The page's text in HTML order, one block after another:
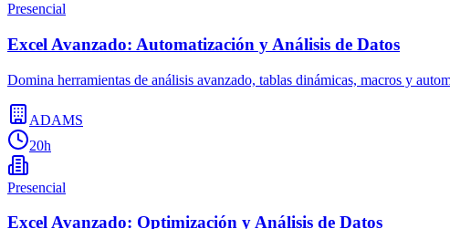
Presencial
Excel Avanzado: Automatización y Análisis de Datos
Domina herramientas de análisis avanzado, tablas dinámicas, macros y
ADAMS
20h
Presencial
Excel Avanzado: Optimización y Análisis de Datos